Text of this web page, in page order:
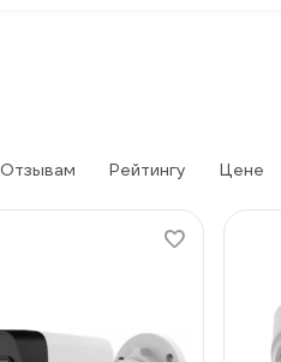
Отзывам Рейтингу Цене